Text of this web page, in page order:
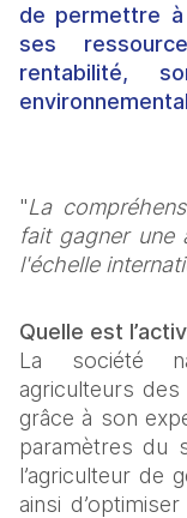
de permettre à
ses
rentabilité,
"La
fait gagner une
l'échelle
Quelle est
La société
agriculteurs
grâce à son
paramètres du
l’agriculteur de
ainsi